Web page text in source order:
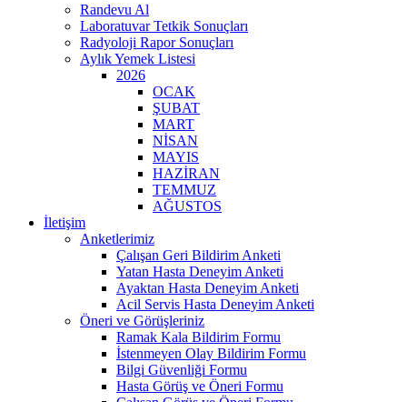
Randevu Al
Laboratuvar Tetkik Sonuçları
Radyoloji Rapor Sonuçları
Aylık Yemek Listesi
2026
OCAK
ŞUBAT
MART
NİSAN
MAYIS
HAZİRAN
TEMMUZ
AĞUSTOS
İletişim
Anketlerimiz
Çalışan Geri Bildirim Anketi
Yatan Hasta Deneyim Anketi
Ayaktan Hasta Deneyim Anketi
Acil Servis Hasta Deneyim Anketi
Öneri ve Görüşleriniz
Ramak Kala Bildirim Formu
İstenmeyen Olay Bildirim Formu
Bilgi Güvenliği Formu
Hasta Görüş ve Öneri Formu